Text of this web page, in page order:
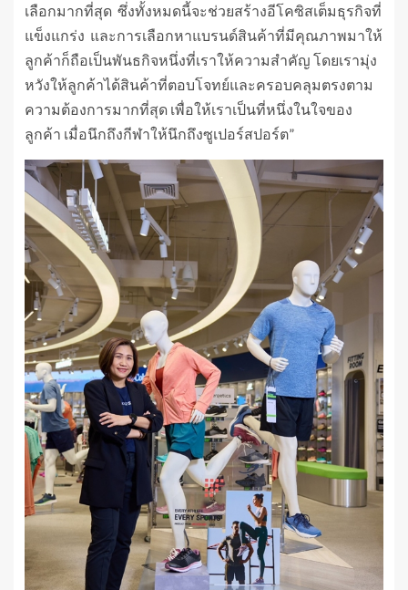
เลือกมากที่สุด ซึ่งทั้งหมดนี้จะช่วยสร้างอีโคซิสเต็มธุรกิจที่
แข็งแกร่ง และการเลือกหาแบรนด์สินค้าที่มีคุณภาพมาให้
ลูกค้าก็ถือเป็นพันธกิจหนึ่งที่เราให้ความสำคัญ โดยเรามุ่ง
หวังให้ลูกค้าได้สินค้าที่ตอบโจทย์และครอบคลุมตรงตาม
ความต้องการมากที่สุด เพื่อให้เราเป็นที่หนึ่งในใจของ
ลูกค้า เมื่อนึกถึงกีฬาให้นึกถึงซูเปอร์สปอร์ต”